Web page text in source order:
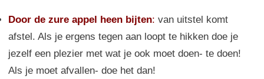
Door de zure appel heen bijten: van uitstel komt
afstel. Als je ergens tegen aan loopt te hikken doe je
jezelf een plezier met wat je ook moet doen- te doen!
Als je moet afvallen- doe het dan!